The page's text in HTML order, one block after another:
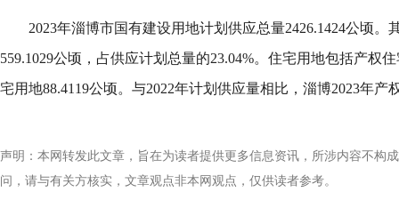
2023年淄博市国有建设用地计划供应总量2426.1424公顷。
559.1029公顷，占供应计划总量的23.04%。住宅用地包括产权
宅用地88.4119公顷。与2022年计划供应量相比，淄博2023年产
声明：本网转发此文章，旨在为读者提供更多信息资讯，所涉内容不构
问，请与有关方核实，文章观点非本网观点，仅供读者参考。